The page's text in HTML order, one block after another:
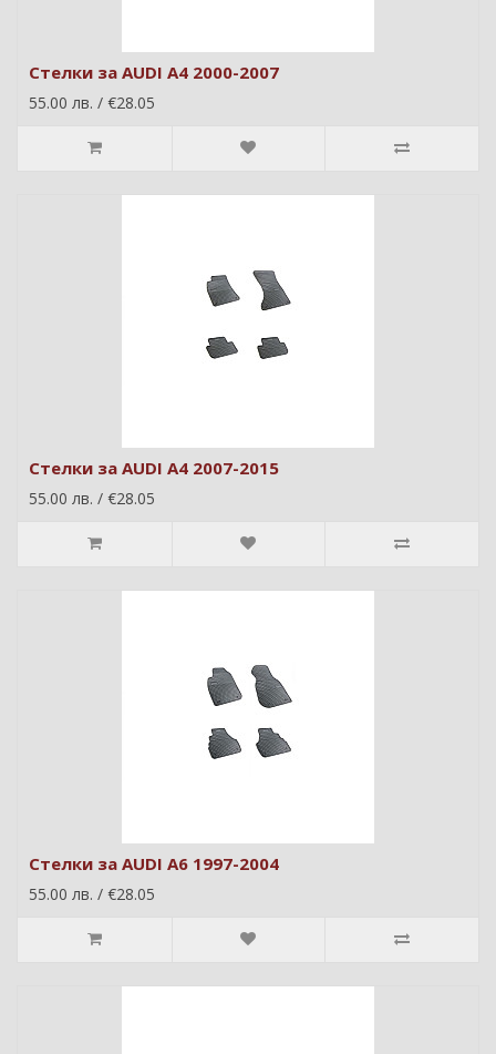
Стелки за AUDI A4 2000-2007
55.00 лв. / €28.05
Стелки за AUDI A4 2007-2015
55.00 лв. / €28.05
Стелки за AUDI A6 1997-2004
55.00 лв. / €28.05